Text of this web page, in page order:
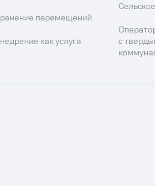
перемещений
как услуга
с